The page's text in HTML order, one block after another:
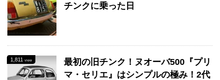
チンクに乗った日
1,811 view
最初の旧チンク！ヌオーバ500『プリ
マ・セリエ』はシンプルの極み！2代